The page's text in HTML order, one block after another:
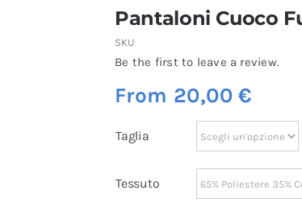
Pantaloni Cuoco
SKU
Be the first to leave a review.
From 20,00€
Taglia
Tessuto